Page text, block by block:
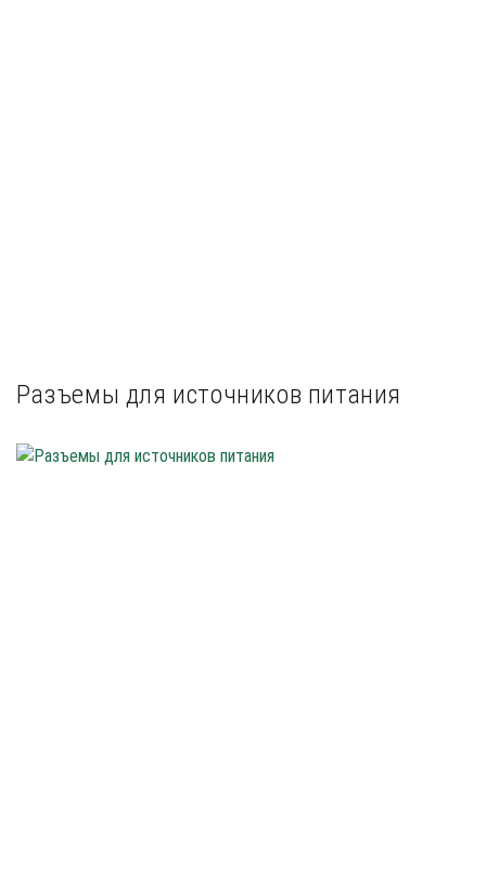
Разъемы для источников питания